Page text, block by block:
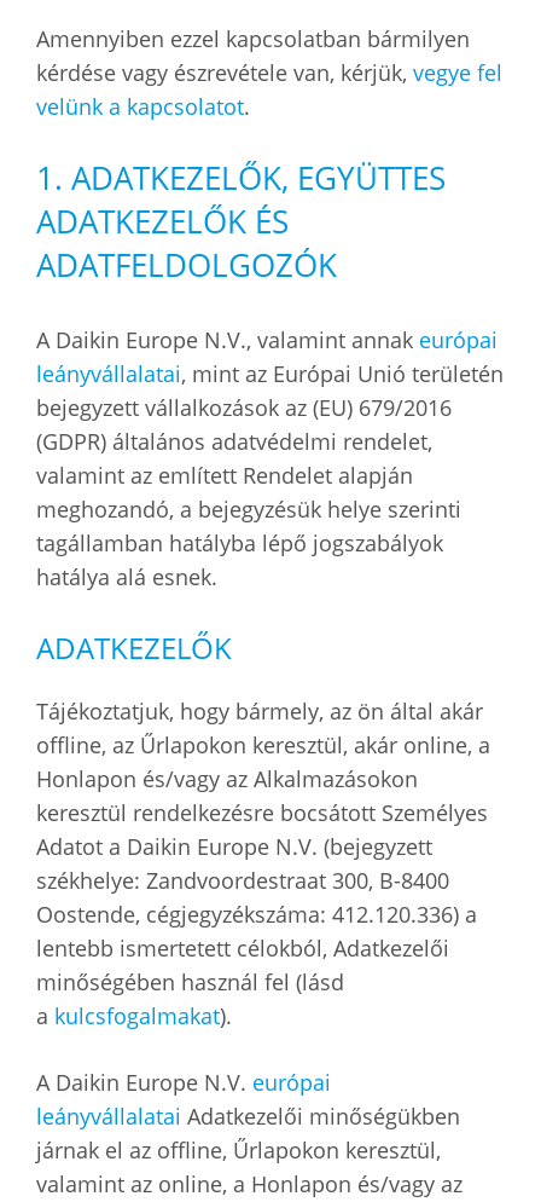
Amennyiben ezzel kapcsolatban bármilyen
kérdése vagy észrevétele van, kérjük, vegye fel
velünk a kapcsolatot.
1. ADATKEZELŐK, EGYÜTTES
ADATKEZELŐK ÉS
ADATFELDOLGOZÓK
A Daikin Europe N.V., valamint annak európai
leányvállalatai, mint az Európai Unió területén
bejegyzett vállalkozások az (EU) 679/2016
(GDPR) általános adatvédelmi rendelet,
valamint az említett Rendelet alapján
meghozandó, a bejegyzésük helye szerinti
tagállamban hatályba lépő jogszabályok
hatálya alá esnek.
ADATKEZELŐK
Tájékoztatjuk, hogy bármely, az ön által akár
offline, az Űrlapokon keresztül, akár online, a
Honlapon és/vagy az Alkalmazásokon
keresztül rendelkezésre bocsátott Személyes
Adatot a Daikin Europe N.V. (bejegyzett
székhelye: Zandvoordestraat 300, B-8400
Oostende, cégjegyzékszáma: 412.120.336) a
lentebb ismertetett célokból, Adatkezelői
minőségében használ fel (lásd
a kulcsfogalmakat).
A Daikin Europe N.V. európai
leányvállalatai Adatkezelői minőségükben
járnak el az offline, Űrlapokon keresztül,
valamint az online, a Honlapon és/vagy az